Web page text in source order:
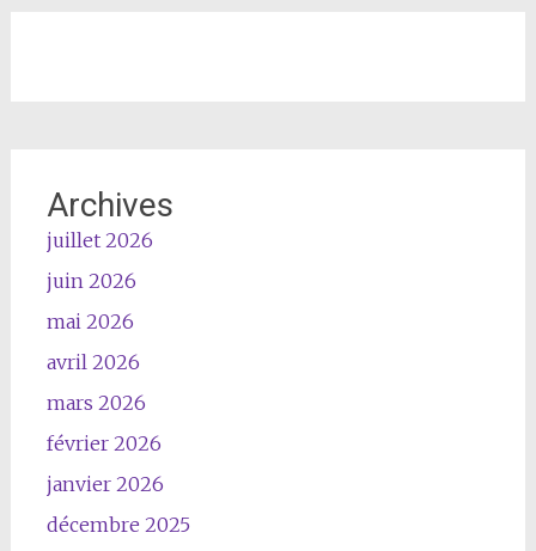
Archives
juillet 2026
juin 2026
mai 2026
avril 2026
mars 2026
février 2026
janvier 2026
décembre 2025